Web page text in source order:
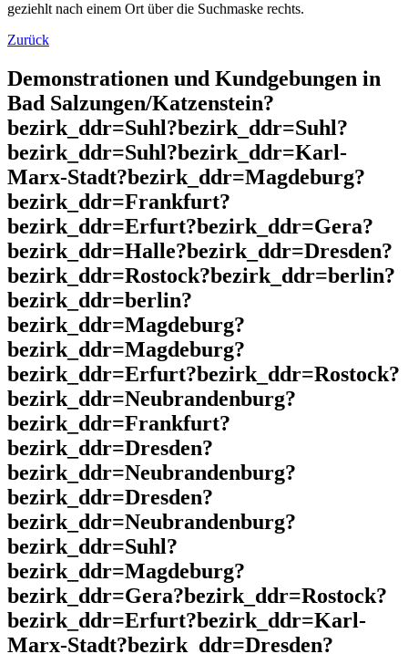
geziehlt nach einem Ort über die Suchmaske rechts.
Zurück
Demonstrationen und Kundgebungen in
Bad Salzungen/Katzenstein?
bezirk_ddr=Suhl?bezirk_ddr=Suhl?
bezirk_ddr=Suhl?bezirk_ddr=Karl-
Marx-Stadt?bezirk_ddr=Magdeburg?
bezirk_ddr=Frankfurt?
bezirk_ddr=Erfurt?bezirk_ddr=Gera?
bezirk_ddr=Halle?bezirk_ddr=Dresden?
bezirk_ddr=Rostock?bezirk_ddr=berlin?
bezirk_ddr=berlin?
bezirk_ddr=Magdeburg?
bezirk_ddr=Magdeburg?
bezirk_ddr=Erfurt?bezirk_ddr=Rostock?
bezirk_ddr=Neubrandenburg?
bezirk_ddr=Frankfurt?
bezirk_ddr=Dresden?
bezirk_ddr=Neubrandenburg?
bezirk_ddr=Dresden?
bezirk_ddr=Neubrandenburg?
bezirk_ddr=Suhl?
bezirk_ddr=Magdeburg?
bezirk_ddr=Gera?bezirk_ddr=Rostock?
bezirk_ddr=Erfurt?bezirk_ddr=Karl-
Marx-Stadt?bezirk_ddr=Dresden?